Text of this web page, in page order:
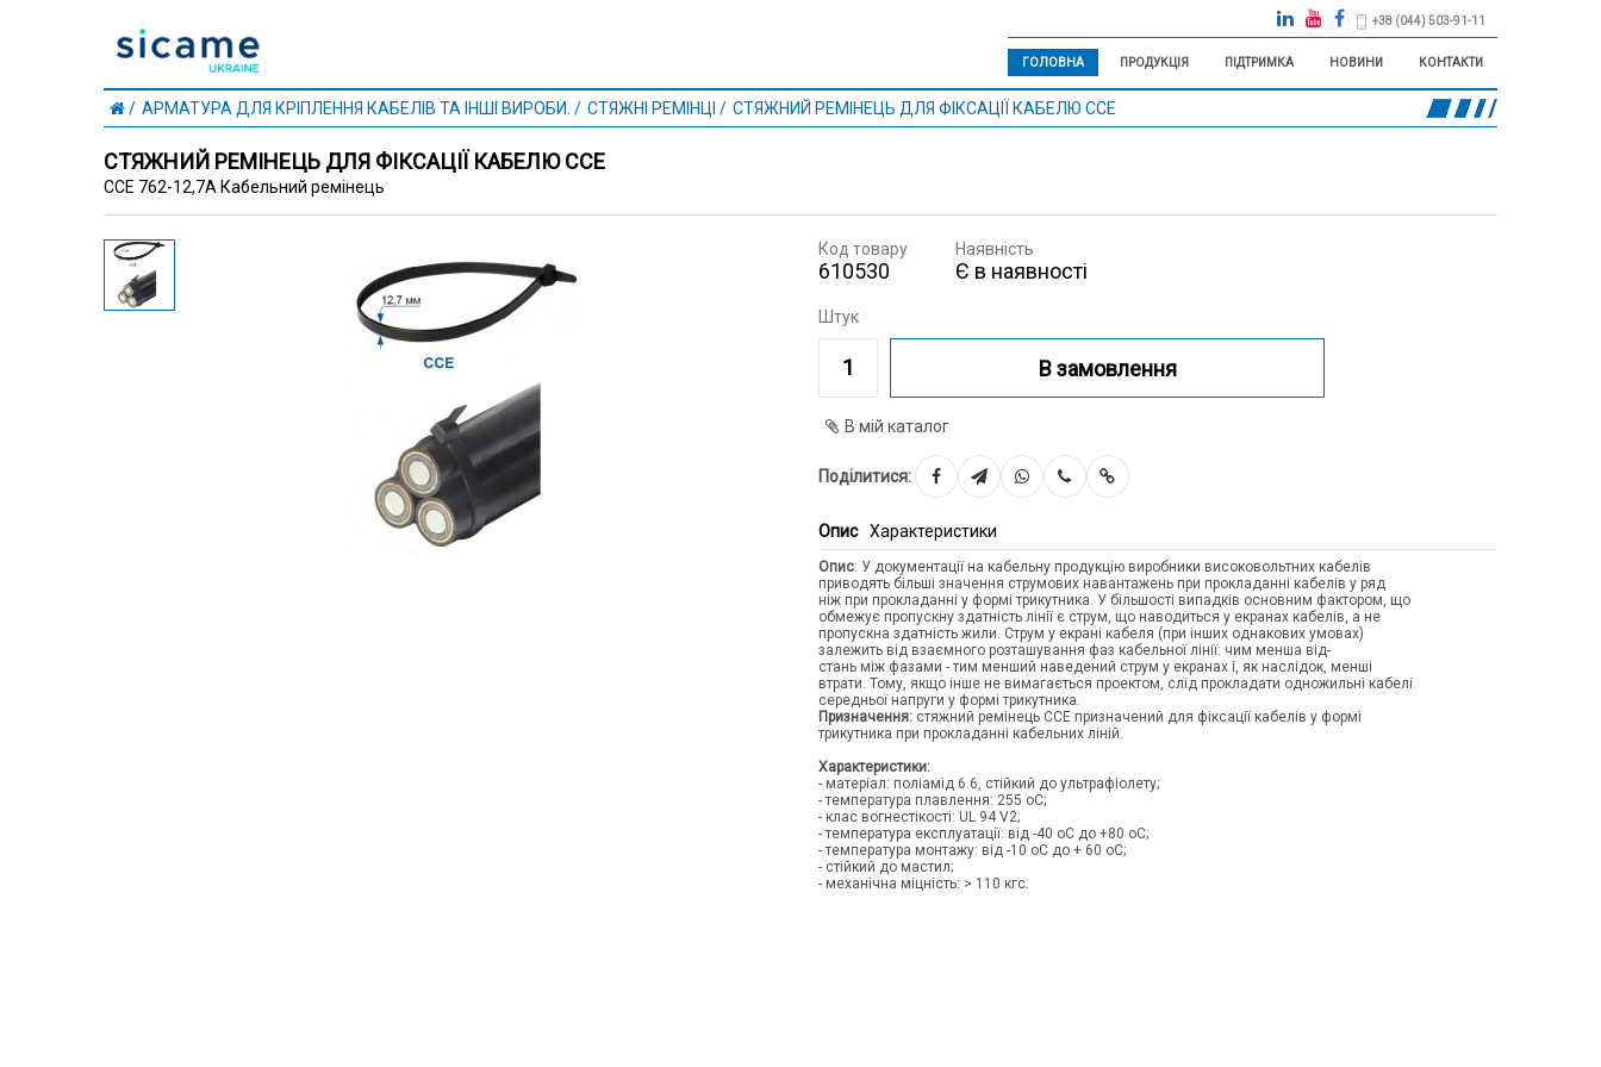
+38 (044) 503-91-11
ГОЛОВНА ПРОДУКЦІЯ ПІДТРИМКА НОВИНИ КОНТАКТИ
АРМАТУРА ДЛЯ КРІПЛЕННЯ КАБЕЛІВ ТА ІНШІ ВИРОБИ. СТЯЖНІ РЕМІНЦІ СТЯЖНИЙ РЕМІНЕЦЬ ДЛЯ ФІКСАЦІЇ КАБЕЛЮ CCE
СТЯЖНИЙ РЕМІНЕЦЬ ДЛЯ ФІКСАЦІЇ КАБЕЛЮ CCE
CCE 762-12,7A Кабельний ремінець
Код товару
610530
Наявність
Є в наявності
Штук
В замовлення
В мій каталог
Поділитися:
Опис Характеристики
Опис: У документації на кабельну продукцію виробники високовольтних кабелів
приводять більші значення струмових навантажень при прокладанні кабелів у ряд
ніж при прокладанні у формі трикутника. У більшості випадків основним фактором, що
обмежує пропускну здатність лінії є струм, що наводиться у екранах кабелів, а не
пропускна здатність жили. Струм у екрані кабеля (при інших однакових умовах)
залежить від взаємного розташування фаз кабельної лінії: чим менша від-
стань між фазами - тим менший наведений струм у екранах і, як наслідок, менші
втрати. Тому, якщо інше не вимагається проектом, слід прокладати одножильні кабелі
середньої напруги у формі трикутника.
Призначення: стяжний ремінець CCE призначений для фіксації кабелів у формі
трикутника при прокладанні кабельних ліній.
- матеріал: поліамід 6.6, стійкий до ультрафіолету;
- температура плавлення: 255 оС;
- клас вогнестікості: UL 94 V2;
- температура експлуатації: від -40 оС до +80 оС;
- температура монтажу: від -10 оС до + 60 оС;
- стійкий до мастил;
- механічна міцність: > 110 кгс.